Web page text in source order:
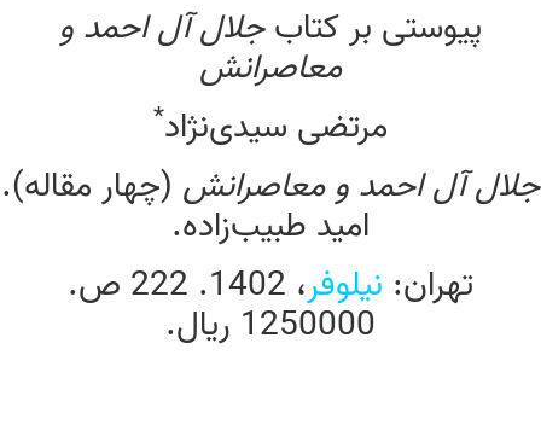
پیوستی بر کتابجلال آل‌ احمد و
معاصرانش
مرتضی سیدی‌نژاد*
جلال آل‌ احمد و معاصرانش (چهار مقاله).
امید طبیب‌زاده.
تهران: نیلوفر ، 1402. 222 ص.
1250000 ریال.